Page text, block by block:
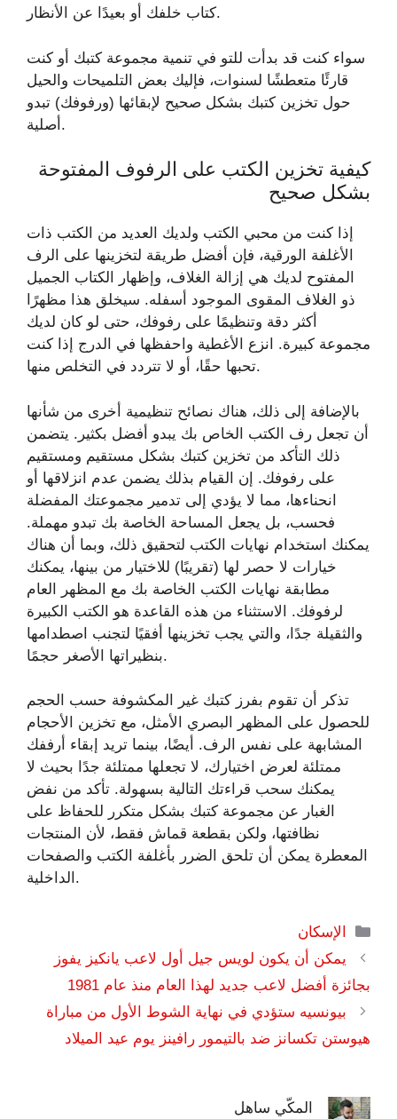
كتاب خلفك أو بعيدًا عن الأنظار.
سواء كنت قد بدأت للتو في تنمية مجموعة كتبك أو كنت
قارئًا متعطشًا لسنوات، فإليك بعض التلميحات والحيل
حول تخزين كتبك بشكل صحيح لإبقائها (ورفوفك) تبدو
أصلية.
كيفية تخزين الكتب على الرفوف المفتوحة
بشكل صحيح
إذا كنت من محبي الكتب ولديك العديد من الكتب ذات
الأغلفة الورقية، فإن أفضل طريقة لتخزينها على الرف
المفتوح لديك هي إزالة الغلاف، وإظهار الكتاب الجميل
ذو الغلاف المقوى الموجود أسفله. سيخلق هذا مظهرًا
أكثر دقة وتنظيمًا على رفوفك، حتى لو كان لديك
مجموعة كبيرة. انزع الأغطية واحفظها في الدرج إذا كنت
تحبها حقًا، أو لا تتردد في التخلص منها.
بالإضافة إلى ذلك، هناك نصائح تنظيمية أخرى من شأنها
أن تجعل رف الكتب الخاص بك يبدو أفضل بكثير. يتضمن
ذلك التأكد من تخزين كتبك بشكل مستقيم ومستقيم
على رفوفك. إن القيام بذلك يضمن عدم انزلاقها أو
انحناءها، مما لا يؤدي إلى تدمير مجموعتك المفضلة
فحسب، بل يجعل المساحة الخاصة بك تبدو مهملة.
يمكنك استخدام نهايات الكتب لتحقيق ذلك، وبما أن هناك
خيارات لا حصر لها (تقريبًا) للاختيار من بينها، يمكنك
مطابقة نهايات الكتب الخاصة بك مع المظهر العام
لرفوفك. الاستثناء من هذه القاعدة هو الكتب الكبيرة
والثقيلة جدًا، والتي يجب تخزينها أفقيًا لتجنب اصطدامها
بنظيراتها الأصغر حجمًا.
تذكر أن تقوم بفرز كتبك غير المكشوفة حسب الحجم
للحصول على المظهر البصري الأمثل، مع تخزين الأحجام
المشابهة على نفس الرف. أيضًا، بينما تريد إبقاء أرففك
ممتلئة لعرض اختيارك، لا تجعلها ممتلئة جدًا بحيث لا
يمكنك سحب قراءتك التالية بسهولة. تأكد من نفض
الغبار عن مجموعة كتبك بشكل متكرر للحفاظ على
نظافتها، ولكن بقطعة قماش فقط، لأن المنتجات
المعطرة يمكن أن تلحق الضرر بأغلفة الكتب والصفحات
الداخلية.
التصنيفات
الإسكان
يمكن أن يكون لويس جيل أول لاعب يانكيز يفوز
بجائزة أفضل لاعب جديد لهذا العام منذ عام 1981
بيونسيه ستؤدي في نهاية الشوط الأول من مباراة
هيوستن تكسانز ضد بالتيمور رافينز يوم عيد الميلاد
المكّي ساهل